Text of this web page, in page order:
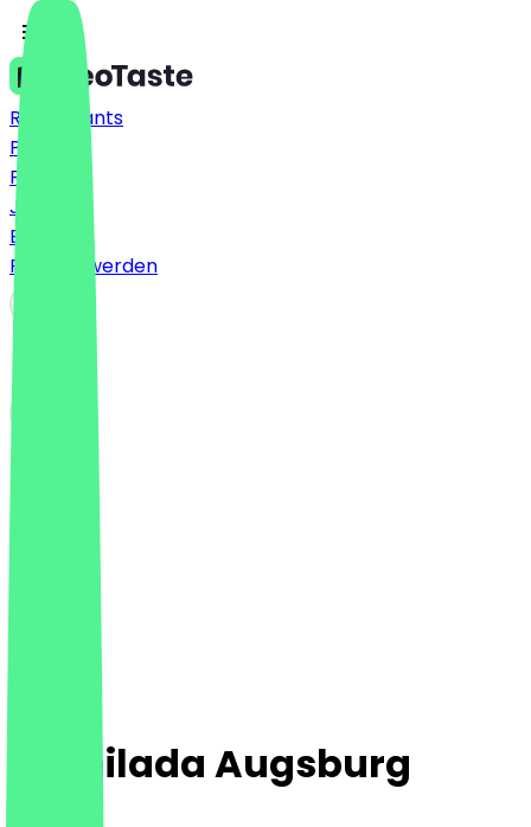
Restaurants
Preise
FAQ
Jobs
Blog
Partner werden
Enchilada Augsburg